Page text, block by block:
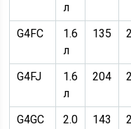
л
G4FC
1.6
л
135
G4FJ
1.6
л
204
G4GC
2.0
143